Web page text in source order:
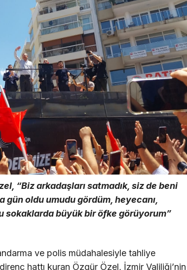
“Biz arkadaşları satmadık, siz de beni
gün oldu umudu gördüm, heyecanı,
sokaklarda büyük bir öfke görüyorum”
ve polis müdahalesiyle tahliye
hattı kuran Özgür Özel, İzmir Valiliği’nin